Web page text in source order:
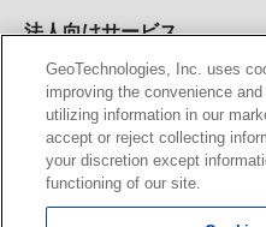
法人向けサービス
法人向け地図・位置情報サービ
図API Windows PC向け地図開
サービス
MAP WORLD+ トリ
カーナビ地図更新サービス
GeoTechnologies, Inc. uses
improving the convenience
utilizing information in our
accept or reject collecting
your discretion except
functioning of our site.